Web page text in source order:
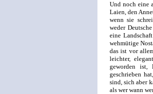
Und noch eine
Laien, den
wenn sie
weder
eine
wehmütige
das ist vor
leichter,
geworden ist,
geschrieben
sind, sich aber
als wer wann